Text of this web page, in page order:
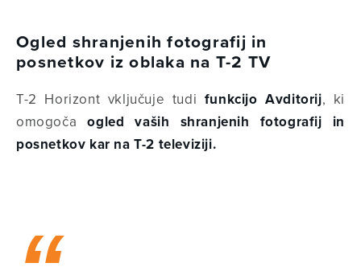
Ogled shranjenih fotografij in
posnetkov iz oblaka na T-2 TV
T-2 Horizont vključuje tudi funkcijo Avditorij, ki
omogočaogled vaših shranjenih fotografij in
posnetkov kar na T-2 televiziji.